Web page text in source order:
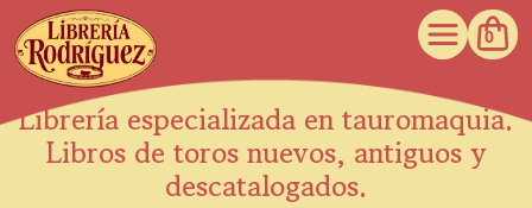
0
Librería especializada en tauromaquia.
Libros de toros nuevos, antiguos y
descatalogados.